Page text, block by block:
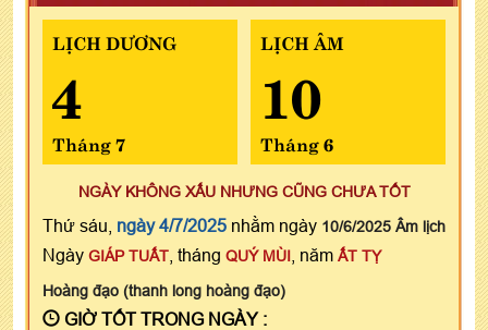
LỊCH DƯƠNG
4
Tháng 7
LỊCH ÂM
10
Tháng 6
NGÀY KHÔNG XẤU NHƯNG CŨNG CHƯA TỐT
Thứ sáu, ngày 4/7/2025 nhằm ngày 10/6/2025 Âm lịch
Ngày GIÁP TUẤT , tháng QUÝ MÙI , năm ẤT TỴ
Hoàng đạo (thanh long hoàng đạo)
GIỜ TỐT TRONG NGÀY :